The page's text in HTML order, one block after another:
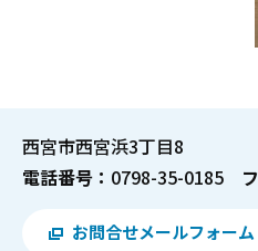
西宮市西宮浜3丁目8
電話番号： 0798-35-0185
お問合せメールフォーム